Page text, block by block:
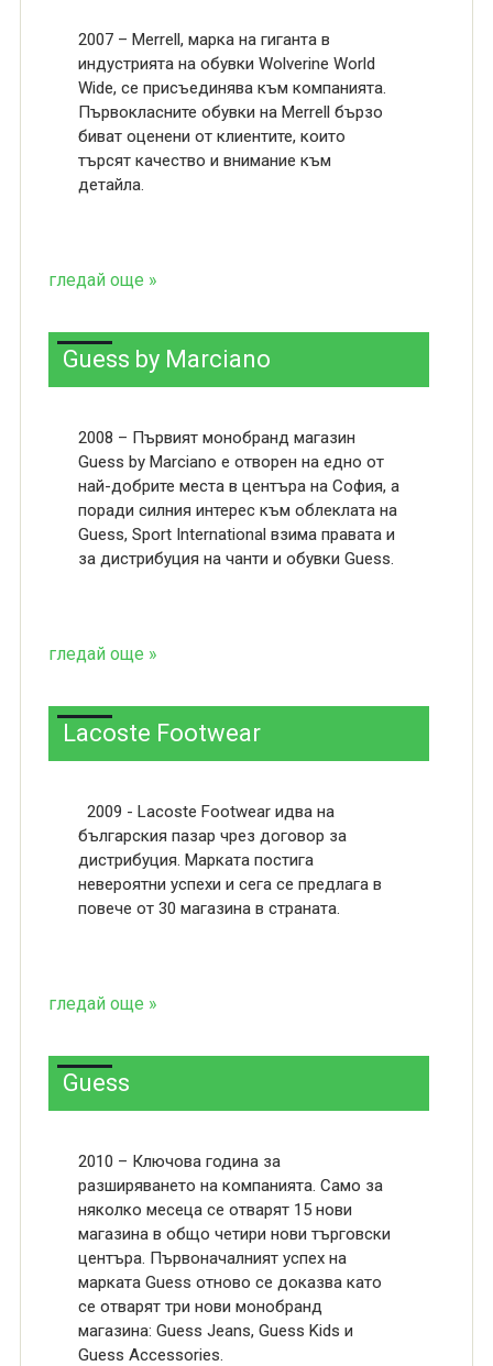
2007 – Merrell, марка на гиганта в
индустрията на обувки Wolverine World
Wide, се присъединява към компанията.
Първокласните обувки на Merrell бързо
биват оценени от клиентите, които
търсят качество и внимание към
детайла.
гледай още »
Guess by Marciano
2008 – Първият монобранд магазин
Guess by Marciano е отворен на едно от
най-добрите места в центъра на София, a
поради силния интерес към облеклата на
Guess, Sport International взима правата и
за дистрибуция на чанти и обувки Guess.
гледай още »
Lacoste Footwear
2009 - Lacoste Footwear идва на
българския пазар чрез договор за
дистрибуция. Марката постига
невероятни успехи и сега се предлага в
повече от 30 магазина в страната.
гледай още »
Guess
2010 – Ключова година за
разширяването на компанията. Само за
няколко месеца се отварят 15 нови
магазина в общо четири нови търговски
центъра. Първоначалният успех на
марката Guess отново се доказва като
се отварят три нови монобранд
магазина: Guess Jeans, Guess Kids и
Guess Accessories.